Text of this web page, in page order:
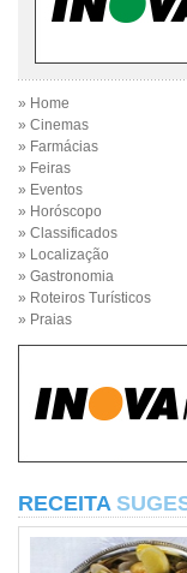
» Home
» Cinemas
» Farmácias
» Feiras
» Eventos
» Horóscopo
» Classificados
» Localização
» Gastronomia
» Roteiros Turísticos
» Praias
RECEITA